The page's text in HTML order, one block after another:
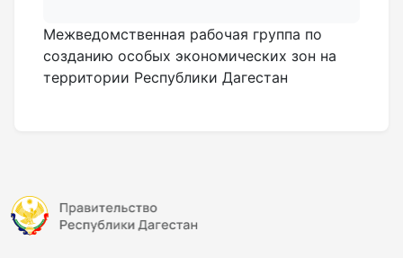
Межведомственная рабочая группа по
созданию особых экономических зон на
территории Республики Дагестан